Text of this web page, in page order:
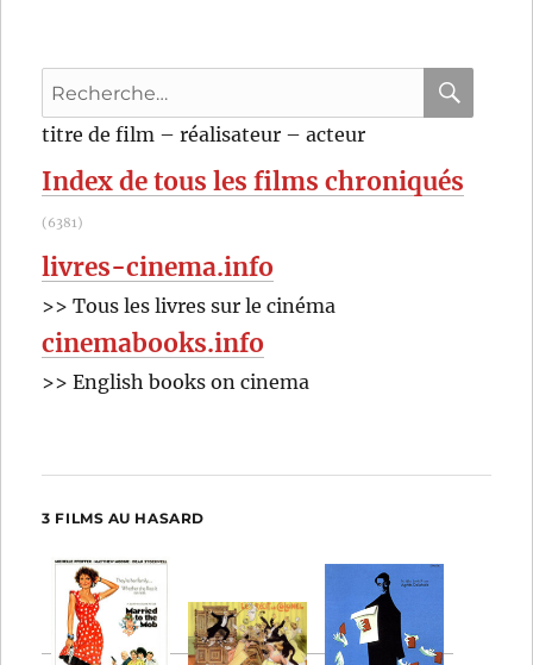
Recherche
pour
titre de film – réalisateur – acteur
Index de tous les films chroniqués
(6381)
livres-cinema.info
>> Tous les livres sur le cinéma
cinemabooks.info
>> English books on cinema
3 FILMS AU HASARD